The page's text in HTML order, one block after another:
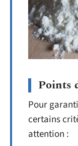
Points
Pour
certains
attention :